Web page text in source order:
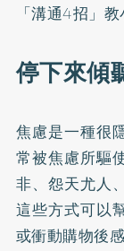
「溝通4招」
停下來傾
焦慮是一種很
常被焦慮所驅
非、怨天尤人
這些方式可以
或衝動購物後